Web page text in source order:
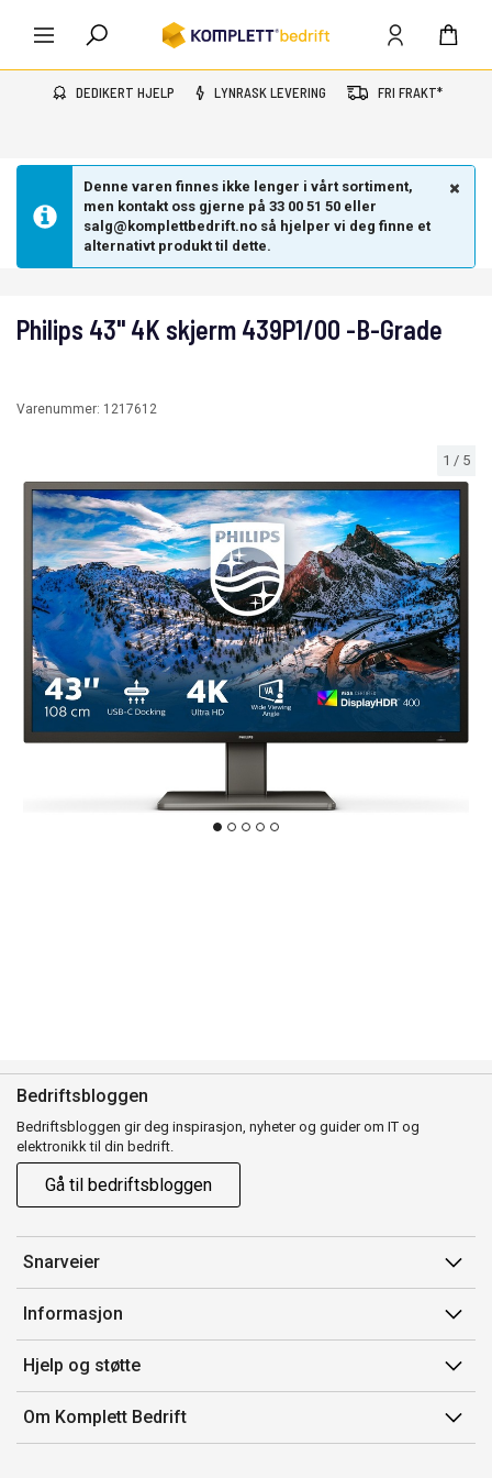
DEDIKERT HJELP LYNRASK LEVERING FRI FRAKT*
Denne varen finnes ikke lenger i vårt sortiment,
men kontakt oss gjerne på 33 00 51 50 eller
salg@komplettbedrift.no så hjelper vi deg finne et
alternativt produkt til dette.
1 / 5
Philips 43" 4K skjerm 439P1/00 -B-Grade
Varenummer: 1217612
Bedriftsbloggen
Bedriftsbloggen gir deg inspirasjon, nyheter og guider om IT og
elektronikk til din bedrift.
Gå til bedriftsbloggen
Snarveier
Min side
Ordreoversikt
Mine produkter
Informasjon
Salgsbetingelser
Avtalevilkår for Komplett Bedrift Pluss
Produsenter
Hjelp og støtte
Kontakt oss
Retur
Om Komplett Bedrift